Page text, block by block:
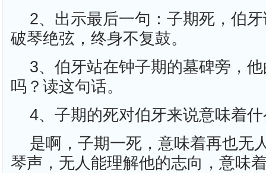
2、出示最后一句：子期死，伯
破琴绝弦，终身不复鼓。
3、伯牙站在钟子期的墓碑旁，
吗？读这句话。
4、子期的死对伯牙来说意味着
是啊，子期一死，意味着再也无
琴声，无人能理解他的志向，意味